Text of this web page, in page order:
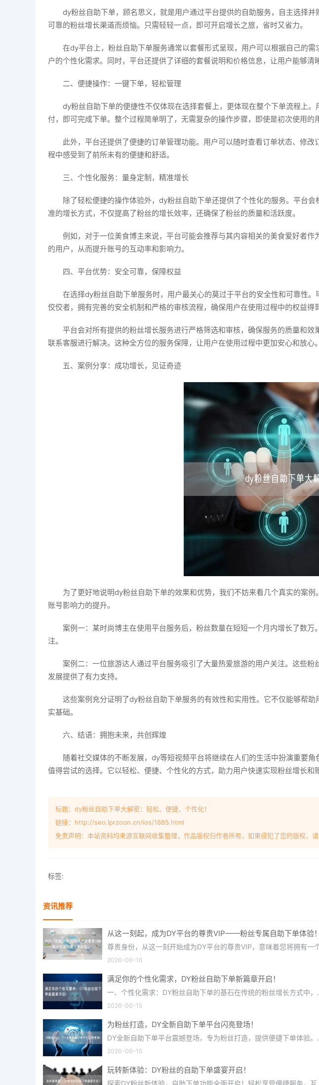
dy粉丝自助下单，顾名思义，就是用户通过平台提供的自助服务，自主选择
可靠的粉丝增长渠道而烦恼。只需轻轻一点，即可开启增长之旅，省时又省力。
在dy平台上，粉丝自助下单服务通常以套餐形式呈现，用户可以根据自己的
户的个性化需求。同时，平台还提供了详细的套餐说明和价格信息，让用户能够清
二、便捷操作：一键下单，轻松管理
dy粉丝自助下单的便捷性不仅体现在选择套餐上，更体现在整个下单流程上
付，即可完成下单。整个过程简单明了，无需复杂的操作步骤，即使是初次使用的
此外，平台还提供了便捷的订单管理功能。用户可以随时查看订单状态、修
程中感受到了前所未有的便捷和舒适。
三、个性化服务：量身定制，精准增长
除了轻松便捷的操作体验外，dy粉丝自助下单还提供了个性化的服务。平台
准的增长方式，不仅提高了粉丝的增长效率，还确保了粉丝的质量和活跃度。
例如，对于一位美食博主来说，平台可能会推荐与其内容相关的美食爱好者
的用户，从而提升账号的互动率和影响力。
四、平台优势：安全可靠，保障权益
在选择dy粉丝自助下单服务时，用户最关心的莫过于平台的安全性和可靠性
佼佼者，拥有完善的安全机制和严格的审核流程，确保用户在使用过程中的权益得
平台会对所有提供的粉丝增长服务进行严格筛选和审核，确保服务的质量和
联系客服进行解决。这种全方位的服务保障，让用户在使用过程中更加安心和放心。
五、案例分享：成功增长，见证奇迹
为了更好地说明dy粉丝自助下单的效果和优势，我们不妨来看几个真实的案
账号影响力的提升。
案例一：某时尚博主在使用平台服务后，粉丝数量在短短一个月内增长了数
注。
案例二：一位旅游达人通过平台服务吸引了大量热爱旅游的用户关注。这些
发展提供了有力支持。
这些案例充分证明了dy粉丝自助下单服务的有效性和实用性。它不仅能够帮
实基础。
六、结语：拥抱未来，共创辉煌
随着社交媒体的不断发展，dy等短视频平台将继续在人们的生活中扮演重要
值得尝试的选择。它以轻松、便捷、个性化的方式，助力用户快速实现粉丝增长
标题：dy粉丝自助下单大解密：轻松、便捷、个性化！
链接：http://seo.lprzoon.cn/ios/1885.html
免责声明：本站资料均来源互联网收集整理，作品版权归作者所有，如果侵犯了您的版权，
标签:
资讯推荐
从这一刻起，成为DY平台的尊贵VIP——粉丝专属自助下单体验！
2026-06-16
满足你的个性化需求，DY粉丝自助下单新篇章开启！
一、个性化需求：DY粉
2026-06-15
为粉丝打造，DY全新自助下单平台闪亮登场！
DY全新自助下单平台震
2026-06-15
玩转新体验：DY粉丝的自助下单盛宴开启！